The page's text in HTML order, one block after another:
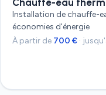
Chauffe-eau
Installation de chauffe-
économies d'énergie
À partir de 700 € ·